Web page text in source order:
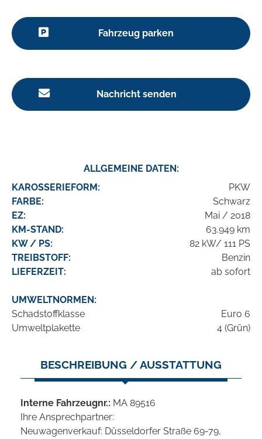
Fahrzeug parken
Nachricht senden
ALLGEMEINE DATEN:
KAROSSERIEFORM:
PKW
FARBE:
Schwarz
EZ:
Mai / 2018
KM-STAND:
63.949 km
KW / PS:
82 kW/ 111 PS
TREIBSTOFF:
Benzin
LIEFERZEIT:
ab sofort
UMWELTNORMEN:
Schadstoffklasse
Euro 6
Umweltplakette
4 (Grün)
BESCHREIBUNG / AUSSTATTUNG
Interne Fahrzeugnr.: MA 89516
Ihre Ansprechpartner:
Neuwagenverkauf: Düsseldorfer Straße 69-79,